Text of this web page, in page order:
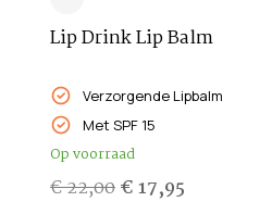
Lip Drink Lip Balm
Verzorgende Lipbalm
Met SPF 15
Op voorraad
€22,00€17,95